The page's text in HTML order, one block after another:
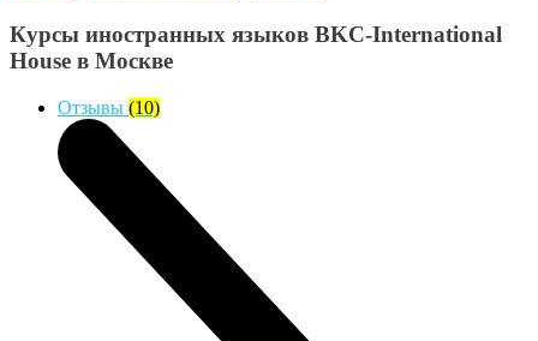
Курсы иностранных языков BKC-International
House в Москве
Отзывы (10)